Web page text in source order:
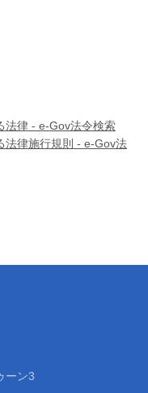
法律 - e-Gov法令検索
法律施行規則 - e-Gov法
ーン3